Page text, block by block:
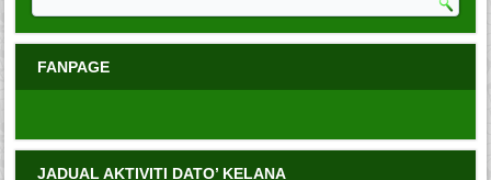
FANPAGE
JADUAL AKTIVITI DATO’ KELANA